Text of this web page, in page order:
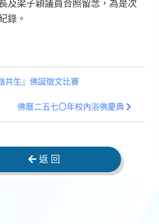
及梁子穎議員合照留念，為是次
錄。
共生』佛誕徵文比賽
佛曆二五七〇年校內浴佛慶典
返 回